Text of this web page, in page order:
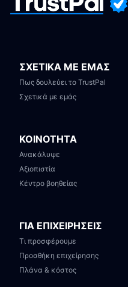
ΣΧΕΤΙΚΑ ΜΕ ΕΜΑΣ
Πως δουλεύει το TrustPal
Σχετικά με εμάς
ΚΟΙΝΟΤΗΤΑ
Ανακάλυψε
Αξιοπιστία
Κέντρο βοηθείας
ΓΙΑ ΕΠΙΧΕΙΡΗΣΕΙΣ
Τι προσφέρουμε
Προσθήκη επιχείρησης
Πλάνα & κόστος